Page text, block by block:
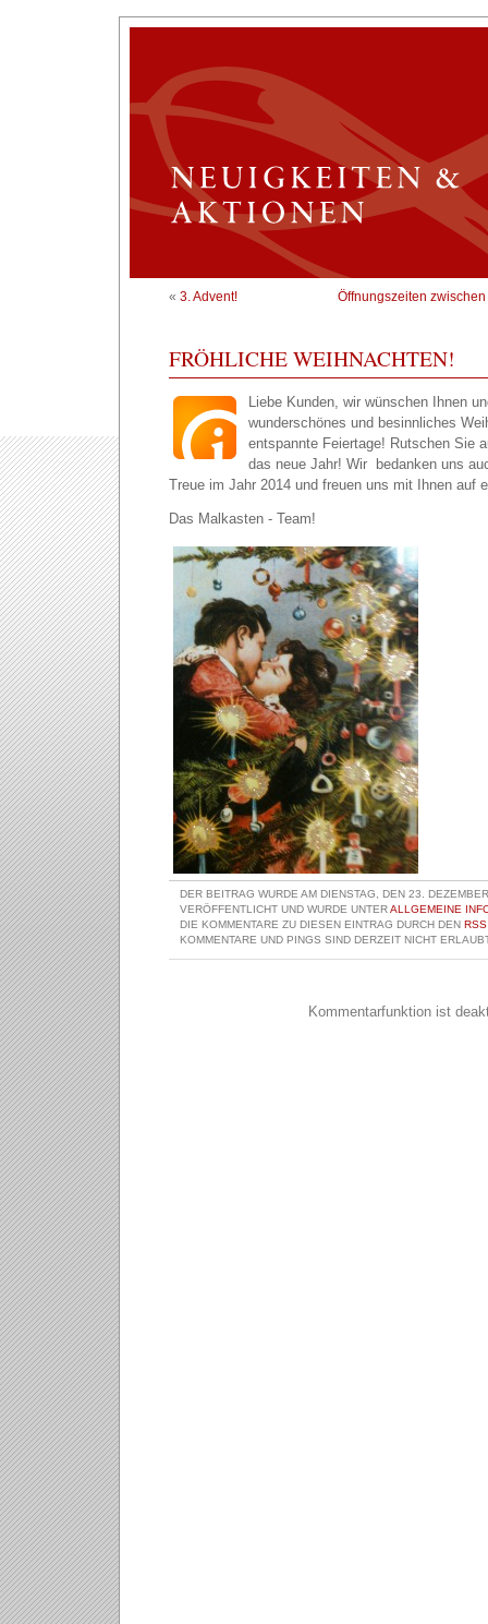
« 3. Advent! Öffnungszeiten
FRÖHLICHE WEIHNACHTEN!
Liebe Kunden, wir wünschen Ihnen
wunderschönes und besinnliches
entspannte Feiertage! Rutschen Sie
das neue Jahr! Wir bedanken uns
Treue im Jahr 2014 und freuen uns mit Ihnen auf
Das Malkasten - Team!
DER BEITRAG WURDE AM DIENSTAG, DEN 23.
VERÖFFENTLICHT UND WURDE UNTERALLGEMEINE
DIE KOMMENTARE ZU DIESEN EINTRAG DURCH DEN
KOMMENTARE UND PINGS SIND DERZEIT NICHT
Kommentarfunktion ist